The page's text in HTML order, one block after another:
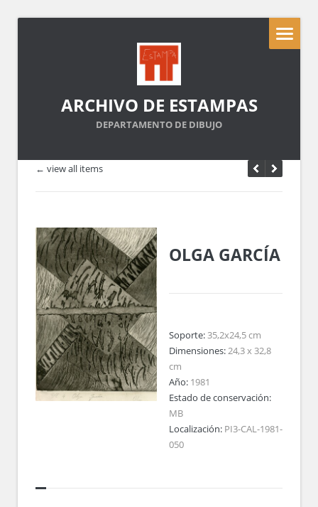
ARCHIVO DE ESTAMPAS
DEPARTAMENTO DE DIBUJO
← view all items
OLGA GARCÍA
Soporte:35,2x24,5 cm
Dimensiones:24,3 x 32,8
cm
Año: 1981
Estado de conservación:
MB
Localización: PI3-CAL-1981-
050